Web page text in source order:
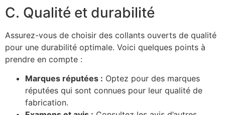
C. Qualité et durabilité
Assurez-vous de choisir des collants ouverts de qualité
pour une durabilité optimale. Voici quelques points à
prendre en compte :
Marques réputées : Optez pour des marques
réputées qui sont connues pour leur qualité de
fabrication.